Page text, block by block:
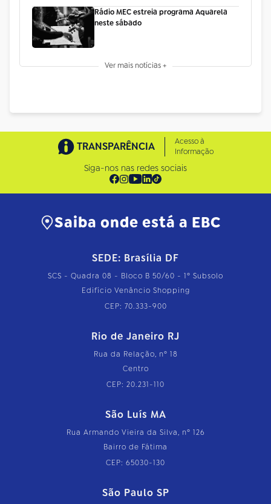
Rádio MEC estreia programa Aquarela
neste sábado
Ver mais notícias +
TRANSPARÊNCIA
Acesso à
Informação
Siga-nos nas redes sociais
Saiba onde está a EBC
SEDE: Brasília DF
SCS - Quadra 08 - Bloco B 50/60 - 1º Subsolo
Edifício Venâncio Shopping
CEP: 70.333-900
Rio de Janeiro RJ
Rua da Relação, nº 18
Centro
CEP: 20.231-110
São Luís MA
Rua Armando Vieira da Silva, nº 126
Bairro de Fátima
CEP: 65030-130
São Paulo SP